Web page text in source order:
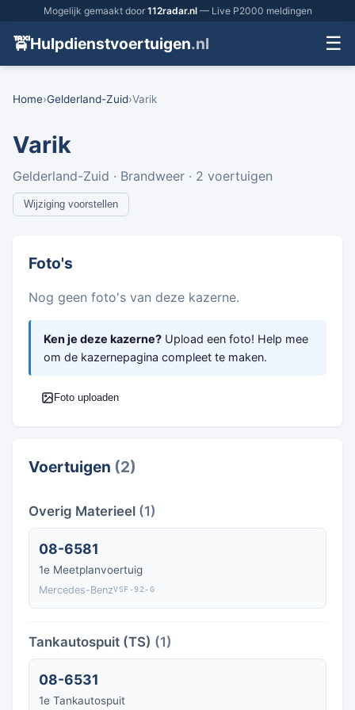
Mogelijk gemaakt door 112radar.nl— Live P2000 meldingen
🚖Hulpdienstvoertuigen.nl ☰
Home›Gelderland-Zuid›Varik
Varik
Gelderland-Zuid · Brandweer · 2 voertuigen
Wijziging voorstellen
Foto's
Nog geen foto's van deze kazerne.
Ken je deze kazerne? Upload een foto! Help mee
om de kazernepagina compleet te maken.
Foto uploaden
Voertuigen (2)
Overig Materieel (1)
08-6581
1e Meetplanvoertuig
Mercedes-BenzVSF-92-G
Tankautospuit (TS) (1)
08-6531
1e Tankautospuit